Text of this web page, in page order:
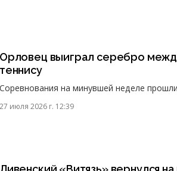
Орловец выиграл серебро
теннису
Соревнования на минувшей неделе
27 июля 2026 г. 12:39